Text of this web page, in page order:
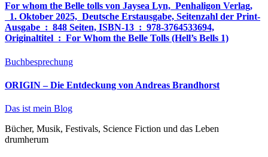
For whom the Belle tolls von Jaysea Lyn, ‎ Penhaligon Verlag,
‎ 1. Oktober 2025, ‎ Deutsche Erstausgabe, Seitenzahl der Print-
Ausgabe ‏ : ‎ 848 Seiten, ISBN-13 ‏ : ‎ 978-3764533694,
Originaltitel ‏ : ‎ For Whom the Belle Tolls (Hell’s Bells 1)
Buchbesprechung
ORIGIN – Die Entdeckung von Andreas Brandhorst
Das ist mein Blog
Bücher, Musik, Festivals, Science Fiction und das Leben
drumherum